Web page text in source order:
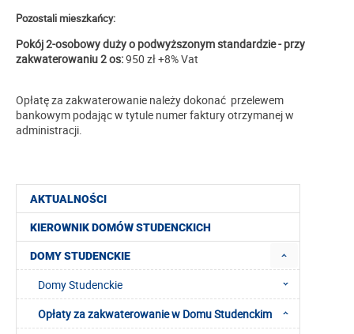
AKTUALNOŚCI
KIEROWNIK DOMÓW STUDENCKICH
DOMY STUDENCKIE
Domy Studenckie
Opłaty za zakwaterowanie w Domu Studenckim
Pozostali mieszkańcy:
Pokój 2-osobowy duży o podwyższonym standardzie - przy
zakwaterowaniu 2 os:950 zł +8% Vat
Opłatę za zakwaterowanie należy dokonać przelewem
bankowym podając w tytule numer faktury otrzymanej w
administracji.